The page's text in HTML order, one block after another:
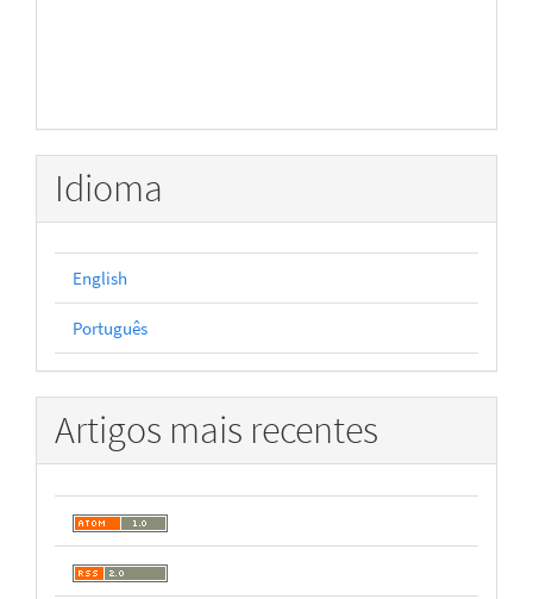
Idioma
English
Português
Artigos mais recentes